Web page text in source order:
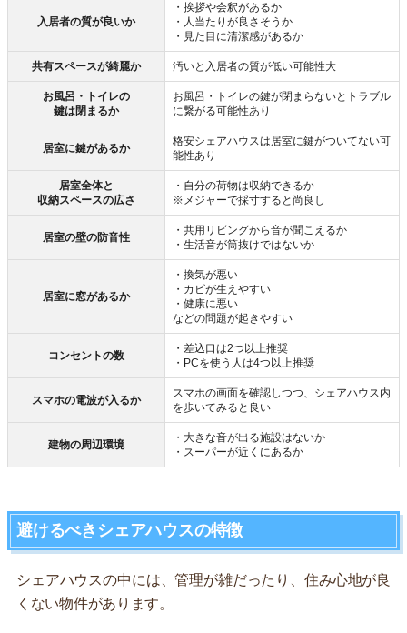
入居者の質が良いか
・挨拶や会釈があるか
・人当たりが良さそうか
・見た目に清潔感があるか
共有スペースが綺麗か 汚いと入居者の質が低い可能性大
お風呂・トイレの
鍵は閉まるか
お風呂・トイレの鍵が閉まらないとトラブル
に繋がる可能性あり
居室に鍵があるか
格安シェアハウスは居室に鍵がついてない可
能性あり
居室全体と
収納スペースの広さ
・自分の荷物は収納できるか
※メジャーで採寸すると尚良し
居室の壁の防音性
・共用リビングから音が聞こえるか
・生活音が筒抜けではないか
居室に窓があるか
・換気が悪い
・カビが生えやすい
・健康に悪い
などの問題が起きやすい
コンセントの数
・差込口は2つ以上推奨
・PCを使う人は4つ以上推奨
スマホの電波が入るか
スマホの画面を確認しつつ、シェアハウス内
を歩いてみると良い
建物の周辺環境
・大きな音が出る施設はないか
・スーパーが近くにあるか
避けるべきシェアハウスの特徴
シェアハウスの中には、管理が雑だったり、住み心地が良
くない物件があります。